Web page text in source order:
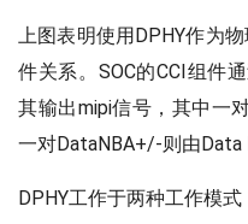
上图表明使用DPHY作为
件关系。SOC的CCI组件
其输出mipi信号，其中一
一对DataNBA+/-则由Data
DPHY工作于两种工作模式